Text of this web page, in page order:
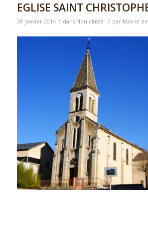
EGLISE SAINT
28 janvier 2014 / dans Non classé / par Mairie